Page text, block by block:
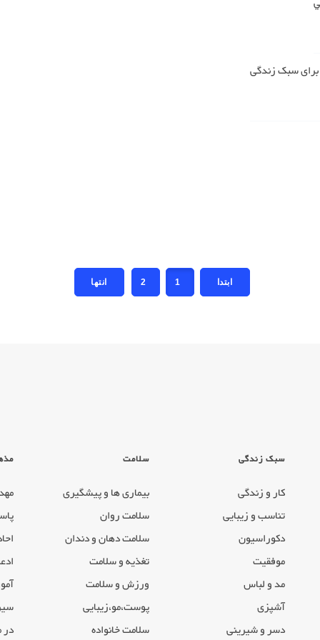
1
2
سبک زندگی
کار و زندگی
تناسب و زیبایی
دکوراسیون
موفقیت
مد و لباس
آشپزی
دسر و شیرینی
سلامت
بیماری ها و پیشگیری
سلامت روان
سلامت دهان و دندان
تغذیه و سلامت
ورزش و سلامت
پوست،مو،زیبایی
سلامت خانواده